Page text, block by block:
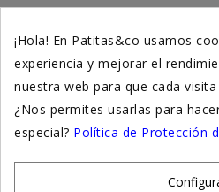
Suplementación natural
Otros
¡Hola! En Patitas&co usamos
experiencia y mejorar el
nuestra web para que cada
¿Nos permites usarlas para
especial? Política de Protección